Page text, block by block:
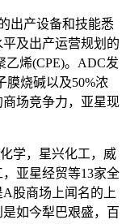
出产设备和技能悉
及出产运营规划的
烯(CPE)。ADC发
膜烧碱以及50%浓
场竞争力，亚星现
学，星兴化工，威
亚星经贸等13家全
股商场上闻名的上
如今犁巴艰盛，百